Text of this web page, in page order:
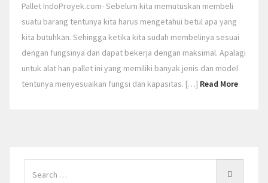
Pallet IndoProyek.com- Sebelum kita memutuskan membeli
suatu barang tentunya kita harus mengetahui betul apa yang
kita butuhkan. Sehingga ketika kita sudah membelinya sesuai
dengan fungsinya dan dapat bekerja dengan maksimal. Apalagi
untuk alat han pallet ini yang memiliki banyak jenis dan model
tentunya menyesuaikan fungsi dan kapasitas. […] Read More